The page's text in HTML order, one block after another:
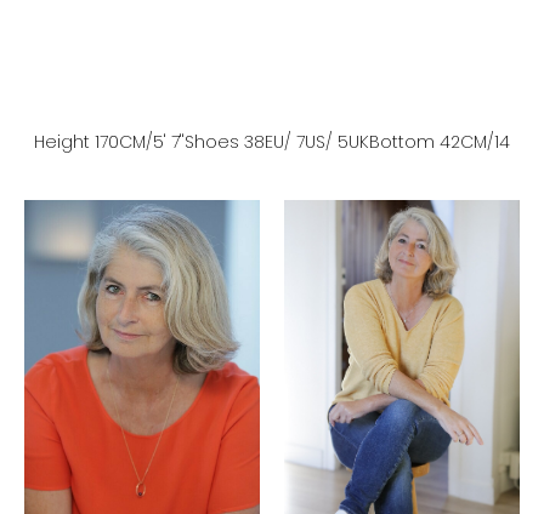
Height 170CM/5' 7''Shoes 38EU/ 7US/ 5UKBottom 42CM/14